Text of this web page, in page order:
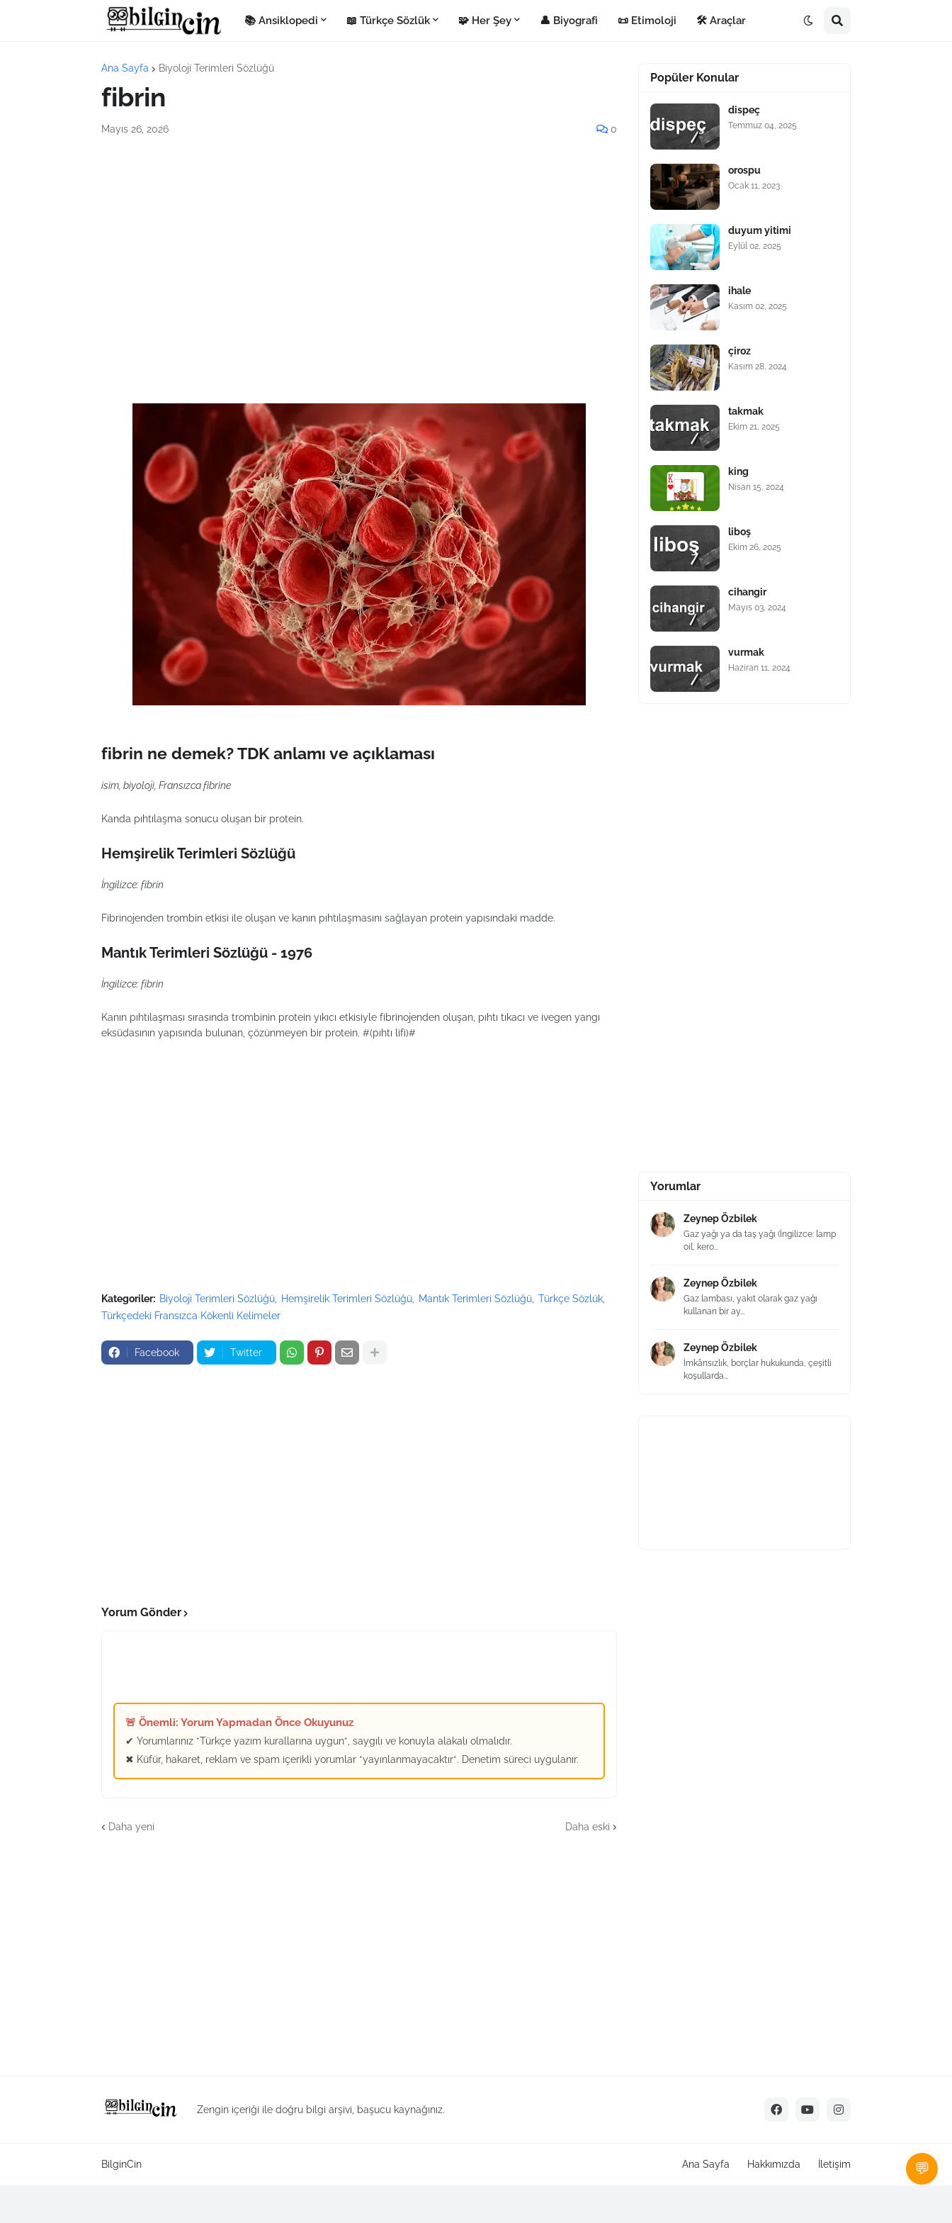
📚 Ansiklopedi 📖 Türkçe Sözlük 🧩 Her Şey 👤 Biyografi 📜 Etimoloji 🛠️ Araçlar
Ana Sayfa Biyoloji Terimleri Sözlüğü
fibrin
Mayıs 26, 2026 0
fibrin ne demek? TDK anlamı ve açıklaması
isim, biyoloji, Fransızca fibrine
Kanda pıhtılaşma sonucu oluşan bir protein.
Hemşirelik Terimleri Sözlüğü
İngilizce: fibrin
Fibrinojenden trombin etkisi ile oluşan ve kanın pıhtılaşmasını sağlayan protein yapısındaki madde.
Mantık Terimleri Sözlüğü - 1976
İngilizce: fibrin
Kanın pıhtılaşması sırasında trombinin protein yıkıcı etkisiyle fibrinojenden oluşan, pıhtı tıkacı ve ivegen yangı
eksüdasının yapısında bulunan, çözünmeyen bir protein. #(pıhtı lifi)#
Kategoriler: Biyoloji Terimleri Sözlüğü Hemşirelik Terimleri Sözlüğü Mantık Terimleri Sözlüğü Türkçe Sözlük
Türkçedeki Fransızca Kökenli Kelimeler
Facebook Twitter
Yorum Gönder
🚨 Önemli: Yorum Yapmadan Önce Okuyunuz
✔ Yorumlarınız *Türkçe yazım kurallarına uygun*, saygılı ve konuyla alakalı olmalıdır.
✖ Küfür, hakaret, reklam ve spam içerikli yorumlar *yayınlanmayacaktır*. Denetim süreci uygulanır.
Daha yeni Daha eski
Popüler Konular
dispeç
Temmuz 04, 2025
orospu
Ocak 11, 2023
duyum yitimi
Eylül 02, 2025
ihale
Kasım 02, 2025
çiroz
Kasım 28, 2024
takmak
Ekim 21, 2025
king
Nisan 15, 2024
liboş
Ekim 26, 2025
cihangir
Mayıs 03, 2024
vurmak
Haziran 11, 2024
Yorumlar
Zeynep Özbilek
Gaz yağı ya da taş yağı (İngilizce: lamp
oil, kero...
Zeynep Özbilek
Gaz lambası, yakıt olarak gaz yağı
kullanan bir ay...
Zeynep Özbilek
İmkânsızlık, borçlar hukukunda, çeşitli
koşullarda...
Zengin içeriği ile doğru bilgi arşivi, başucu kaynağınız.
BilginCin Ana Sayfa Hakkımızda İletişim 💬